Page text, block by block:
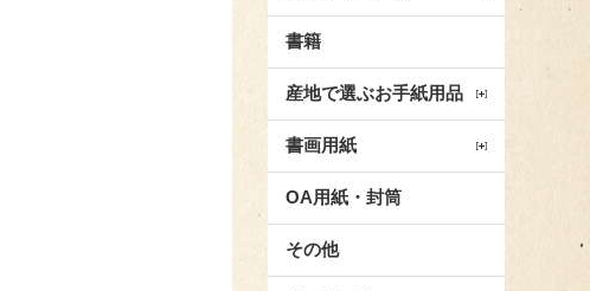
書籍
産地で選ぶお手紙用品
書画用紙
OA用紙・封筒
その他